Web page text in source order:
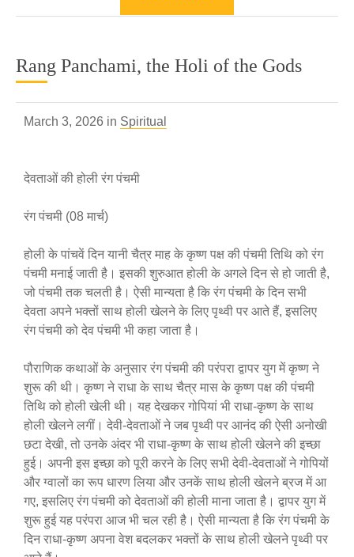
Rang Panchami, the Holi of the Gods
March 3, 2026 in Spiritual
देवताओं की होली रंग पंचमी
रंग पंचमी (08 मार्च)
होली के पांचवें दिन यानी चैत्र माह के कृष्ण पक्ष की पंचमी तिथि को रंग
पंचमी मनाई जाती है। इसकी शुरुआत होली के अगले दिन से हो जाती है,
जो पंचमी तक चलती है। ऐसी मान्यता है कि रंग पंचमी के दिन सभी
देवता अपने भक्तों साथ होली खेलने के लिए पृथ्वी पर आते हैं, इसलिए
रंग पंचमी को देव पंचमी भी कहा जाता है।
पौराणिक कथाओं के अनुसार रंग पंचमी की परंपरा द्वापर युग में कृष्ण ने
शुरू की थी। कृष्ण ने राधा के साथ चैत्र मास के कृष्ण पक्ष की पंचमी
तिथि को होली खेली थी। यह देखकर गोपियां भी राधा-कृष्ण के साथ
होली खेलने लगीं। देवी-देवताओं ने जब पृथ्वी पर आनंद की ऐसी अनोखी
छटा देखी, तो उनके अंदर भी राधा-कृष्ण के साथ होली खेलने की इच्छा
हुई। अपनी इस इच्छा को पूरी करने के लिए सभी देवी-देवताओं ने गोपियों
और ग्वालों का रूप धारण लिया और उनकें साथ होली खेलने ब्रज में आ
गए, इसलिए रंग पंचमी को देवताओं की होली माना जाता है। द्वापर युग में
शुरू हुई यह परंपरा आज भी चल रही है। ऐसी मान्यता है कि रंग पंचमी के
दिन राधा-कृष्ण अपना वेश बदलकर भक्तों के साथ होली खेलने पृथ्वी पर